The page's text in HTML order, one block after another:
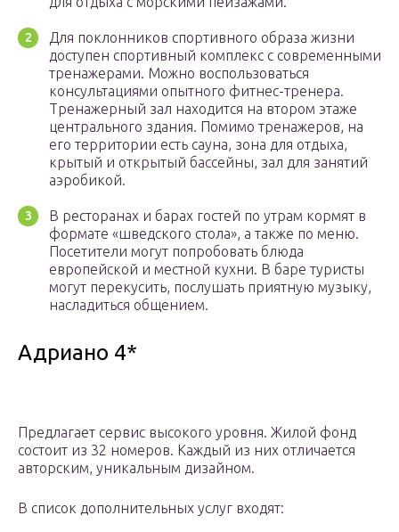
Для поклонников спортивного образа жизни
доступен спортивный комплекс с современными
тренажерами. Можно воспользоваться
консультациями опытного фитнес-тренера.
Тренажерный зал находится на втором этаже
центрального здания. Помимо тренажеров, на
его территории есть сауна, зона для отдыха,
крытый и открытый бассейны, зал для занятий
аэробикой.
В ресторанах и барах гостей по утрам кормят в
формате «шведского стола», а также по меню.
Посетители могут попробовать блюда
европейской и местной кухни. В баре туристы
могут перекусить, послушать приятную музыку,
насладиться общением.
Адриано 4*
Предлагает сервис высокого уровня. Жилой фонд
состоит из 32 номеров. Каждый из них отличается
авторским, уникальным дизайном.
В список дополнительных услуг входят: